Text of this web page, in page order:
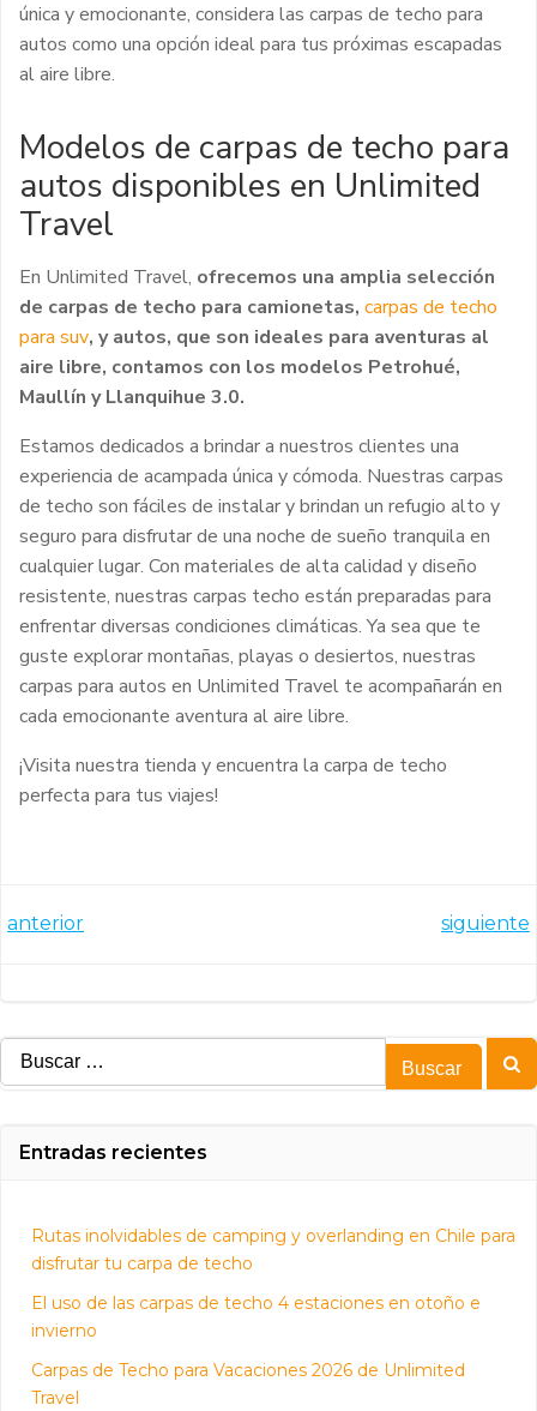
única y emocionante, considera las carpas de techo para
autos como una opción ideal para tus próximas escapadas
al aire libre.
Modelos de carpas de techo para
autos disponibles en Unlimited
Travel
En Unlimited Travel, ofrecemos una amplia selección
de carpas de techo para camionetas, carpas de techo
para suv, yautos, que son ideales para aventuras al
aire libre, contamos con los modelos Petrohué,
Maullín y Llanquihue 3.0.
Estamos dedicados a brindar a nuestros clientes una
experiencia de acampada única y cómoda. Nuestras carpas
de techo son fáciles de instalar y brindan un refugio alto y
seguro para disfrutar de una noche de sueño tranquila en
cualquier lugar. Con materiales de alta calidad y diseño
resistente, nuestras carpas techo están preparadas para
enfrentar diversas condiciones climáticas. Ya sea que te
guste explorar montañas, playas o desiertos, nuestras
carpas para autos en Unlimited Travel te acompañarán en
cada emocionante aventura al aire libre.
¡Visita nuestra tienda y encuentra la carpa de techo
perfecta para tus viajes!
Navegación
entradas
anterior
Navegación
entradas
siguiente
Buscar:
Entradas recientes
Rutas inolvidables de camping y overlanding en Chile para
disfrutar tu carpa de techo
El uso de las carpas de techo 4 estaciones en otoño e
invierno
Carpas de Techo para Vacaciones 2026 de Unlimited
Travel